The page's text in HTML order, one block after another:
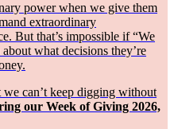
power when we give them
extraordinary
But that’s impossible if “We
what decisions they’re
can’t keep digging without
our Week of Giving 2026,